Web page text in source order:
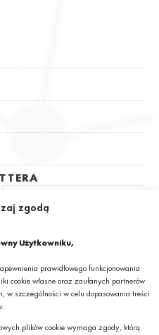
zgodą
Użytkowniku,
prawidłowego funkcjonowania
cookie własne oraz zaufanych partnerów
szczególności w celu dopasowania treści
plików cookie wymaga zgody, którą
o ciekawych promocjach,
S.A.*
na otrzymywanie drogą elektroniczną,
zgodę na przetwarzanie przez GRANIT